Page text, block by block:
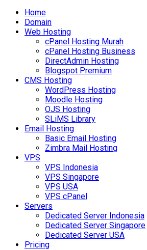
Home
Domain
Web Hosting
cPanel Hosting Murah
cPanel Hosting Business
DirectAdmin Hosting
Blogspot Premium
CMS Hosting
WordPress Hosting
Moodle Hosting
OJS Hosting
SLiMS Library
Email Hosting
Basic Email Hosting
Zimbra Mail Hosting
VPS
VPS Indonesia
VPS Singapore
VPS USA
VPS cPanel
Servers
Dedicated Server Indonesia
Dedicated Server Singapore
Dedicated Server USA
Pricing